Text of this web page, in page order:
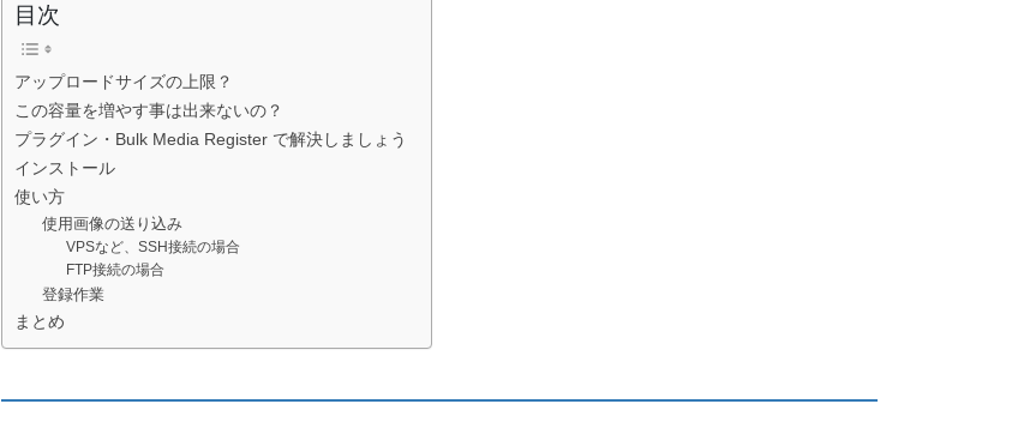
目次
アップロードサイズの上限？
この容量を増やす事は出来ないの？
プラグイン・Bulk Media Register で解決しましょう
インストール
使い方
使用画像の送り込み
VPSなど、SSH接続の場合
FTP接続の場合
登録作業
まとめ